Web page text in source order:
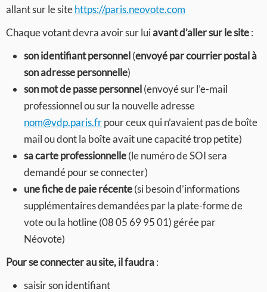
allant sur le sitehttps://paris.neovote.com
Chaque votant devra avoir sur luiavant d’aller sur le site:
son identifiantpersonnel(envoyé par courrier postal à
son adresse personnelle)
son mot de passe personnel(envoyé sur l’e-mail
professionnel ou sur la nouvelle adresse
nom@vdp.paris.frpour ceux qui n’avaient pas de boîte
mail ou dont la boîte avait une capacité trop petite)
sa carte professionnelle(le numéro de SOI sera
demandé pour se connecter)
une fiche de paie récente(si besoin d’informations
supplémentaires demandées par la plate-forme de
vote ou la hotline (08 05 69 95 01) gérée par
Néovote)
Pour se connecter au site, il faudra:
saisir son identifiant